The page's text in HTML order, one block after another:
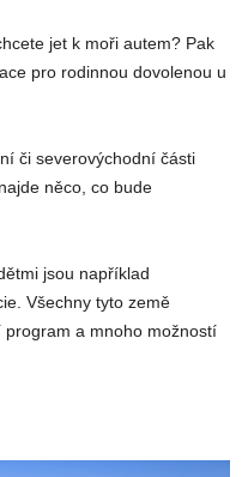
jet k moři autem? Pak
pro rodinnou dovolenou u
či severovýchodní části
něco, co bude
jsou například
Všechny tyto země
a mnoho možností